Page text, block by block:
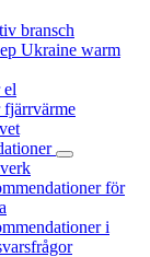
bransch
Ukraine warm
för
i